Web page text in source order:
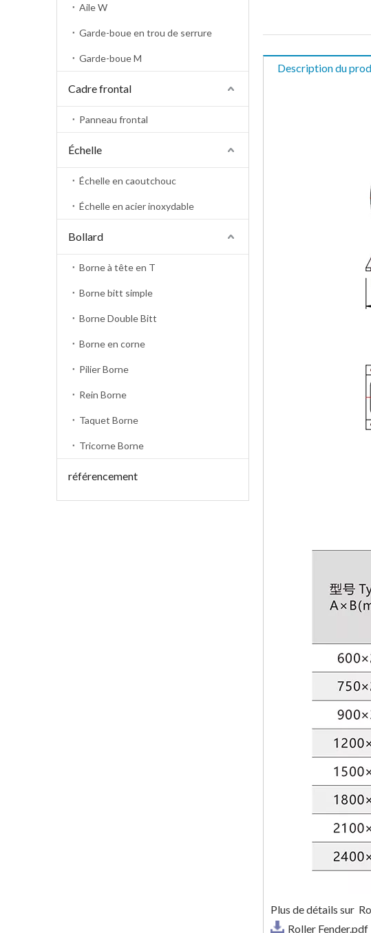
Aile W
Garde-boue en trou de serrure
Garde-boue M
Cadre frontal
Panneau frontal
Échelle
Échelle en caoutchouc
Échelle en acier inoxydable
Bollard
Borne à tête en T
Borne bitt simple
Borne Double Bitt
Borne en corne
Pilier Borne
Rein Borne
Taquet Borne
Tricorne Borne
référencement
Description du
Plus de détails sur
Roller Fender.pdf